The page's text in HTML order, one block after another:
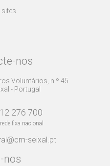
sites
nos
Voluntários, n.º 45
- Portugal
276 700
fixa nacional
seixal.pt
nos